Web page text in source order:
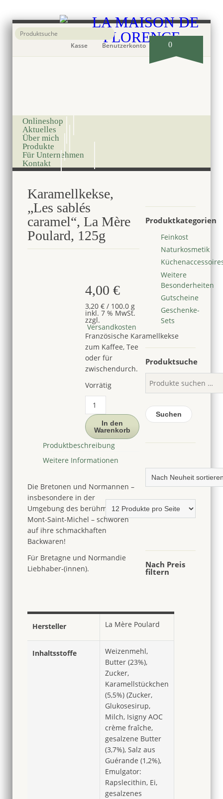
Kasse Benutzerkonto 0
Onlineshop
Aktuelles
Über mich
Produkte
Für Unternehmen
Kontakt
Karamellkekse,
„Les sablés
caramel“, La Mère
Poulard, 125g
4,00€
3,20€ / 100.0 g
inkl. 7 % MwSt.
zzgl.
Versandkosten
Französische Karamellkekse
zum Kaffee, Tee
oder für
zwischendurch.
Vorrätig
Karamellkekse,
"Les
sablés
caramel",
La
Poulard,
Menge
In den
Warenkorb
Produktbeschreibung
Weitere Informationen
Die Bretonen und Normannen –
insbesondere in der
Umgebung des berühmten
Mont-Saint-Michel – schwören
auf ihre schmackhaften
Backwaren!
Für Bretagne und Normandie
Liebhaber-(innen).
Hersteller La Mère Poulard
Inhaltsstoffe
Weizenmehl,
Butter (23%),
Zucker,
Karamellstückchen
(5,5%) (Zucker,
Glukosesirup,
Milch, Isigny AOC
crème fraîche,
gesalzene Butter
(3,7%), Salz aus
Guérande (1,2%),
Emulgator:
Rapslecithin, Ei,
gesalzenes
Produktkategorien
Feinkost
Naturkosmetik
Weitere
Besonderheiten
Gutscheine
Geschenke-
Sets
Produktsuche
Suchen
Nach Preis
filtern